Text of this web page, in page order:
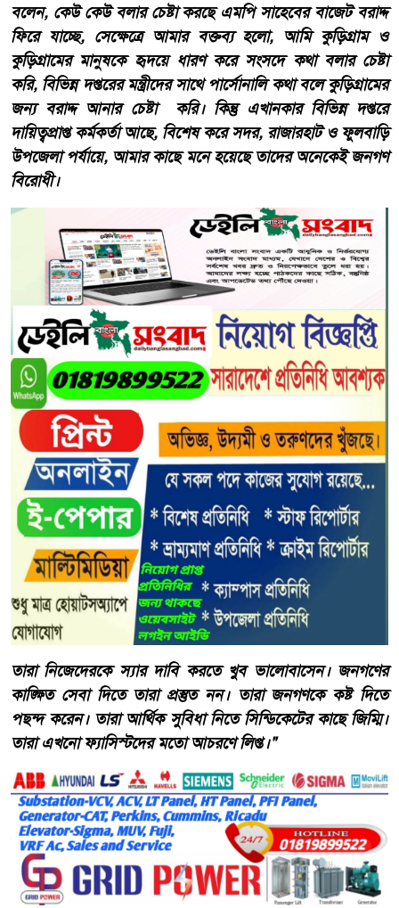
বলেন, কেউ কেউ বলার চেষ্টা করছে এমপি সাহেবের বাজেট বরাদ্দ
ফিরে যাচ্ছে, সেক্ষেত্রে আমার বক্তব্য হলো, আমি কুড়িগ্রাম ও
কুড়িগ্রামের মানুষকে হৃদয়ে ধারণ করে সংসদে কথা বলার চেষ্টা
করি, বিভিন্ন দপ্তরের মন্ত্রীদের সাথে পার্সোনালি কথা বলে কুড়িগ্রামের
জন্য বরাদ্দ আনার চেষ্টা করি। কিন্তু এখানকার বিভিন্ন দপ্তরে
দায়িত্বপ্রাপ্ত কর্মকর্তা আছে, বিশেষ করে সদর, রাজারহাট ও ফুলবাড়ি
উপজেলা পর্যায়ে, আমার কাছে মনে হয়েছে তাদের অনেকেই জনগণ
বিরোধী।
তারা নিজেদেরকে স্যার দাবি করতে খুব ভালোবাসেন। জনগণের
কাঙ্ক্ষিত সেবা দিতে তারা প্রস্তুত নন। তারা জনগণকে কষ্ট দিতে
পছন্দ করেন। তারা আর্থিক সুবিধা নিতে সিন্ডিকেটের কাছে জিম্মি।
তারা এখনো ফ্যাসিস্টদের মতো আচরণে লিপ্ত।"